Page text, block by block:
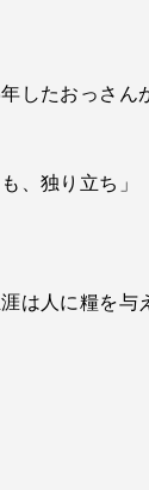
したおっさん
、独り立ち」
は人に糧を